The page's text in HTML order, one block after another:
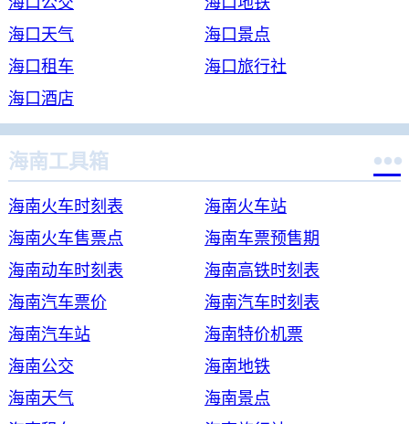
海口天气
海口景点
海口租车
海口旅行社
海口酒店
海南工具箱 
海南火车时刻表
海南火车站
海南火车售票点
海南车票预售期
海南动车时刻表
海南高铁时刻表
海南汽车票价
海南汽车时刻表
海南汽车站
海南特价机票
海南公交
海南地铁
海南天气
海南景点